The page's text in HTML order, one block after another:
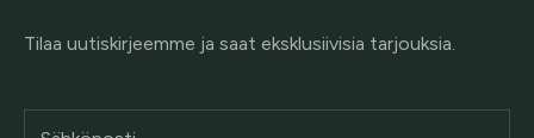
Tilaa uutiskirjeemme ja saat eksklusiivisia tarjouksia.